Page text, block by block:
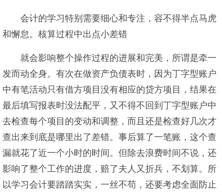
会计的学习特别需要细心和专注，容不得半点马虎
和懈怠。核算过程中出点小差错
就会影响整个操作过程的进展和完美，所谓是牵一
发而动全身。有次在做资产负债表时，因为丁字型账户
中有笔活动只有借方项目没有相应的贷方项目，结果在
最后填写报表时没法配平，又不得不回到丁字型账户中
去检查每个项目的变动和调整，而且还是检查好几次才
查出来到底是哪里出了差错。事后算了一笔账，这个查
漏就花了近一个小时的时间。但除去浪费时间不说，还
影响了整个工作的进度，赔了夫人又折兵，不划算。所
以学习会计要踏踏实实，一丝不苟，还要考虑全面防止